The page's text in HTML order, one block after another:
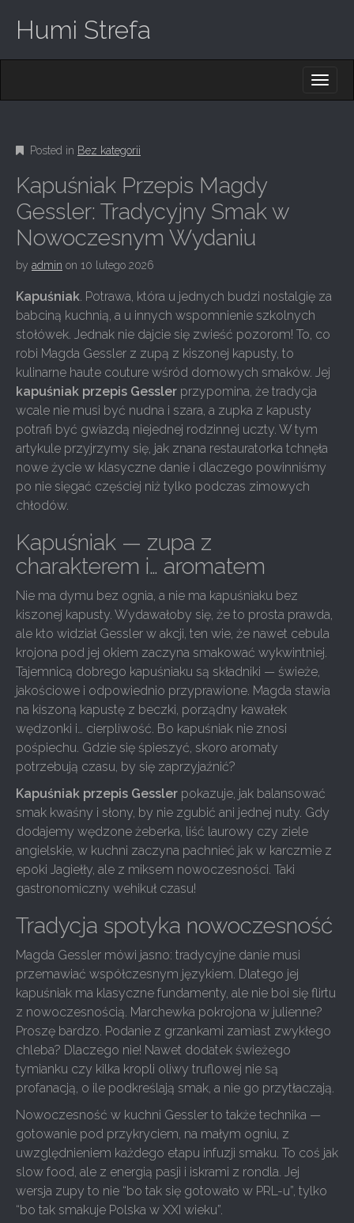
Humi Strefa
M
E
N
U
C
N
T
E
N
T
Posted in Bez kategorii
Kapuśniak Przepis Magdy
Gessler: Tradycyjny Smak w
Nowoczesnym Wydaniu
by admin on 10 lutego 2026
Kapuśniak. Potrawa, która u jednych budzi nostalgię za
babciną kuchnią, a u innych wspomnienie szkolnych
stołówek. Jednak nie dajcie się zwieść pozorom! To, co
robi Magda Gessler z zupą z kiszonej kapusty, to
kulinarne haute couture wśród domowych smaków. Jej
kapuśniak przepis Gessler przypomina, że tradycja
wcale nie musi być nudna i szara, a zupka z kapusty
potrafi być gwiazdą niejednej rodzinnej uczty. W tym
artykule przyjrzymy się, jak znana restauratorka tchnęła
nowe życie w klasyczne danie i dlaczego powinniśmy
po nie sięgać częściej niż tylko podczas zimowych
chłodów.
Kapuśniak — zupa z
charakterem i… aromatem
Nie ma dymu bez ognia, a nie ma kapuśniaku bez
kiszonej kapusty. Wydawałoby się, że to prosta prawda,
ale kto widział Gessler w akcji, ten wie, że nawet cebula
krojona pod jej okiem zaczyna smakować wykwintniej.
Tajemnicą dobrego kapuśniaku są składniki — świeże,
jakościowe i odpowiednio przyprawione. Magda stawia
na kiszoną kapustę z beczki, porządny kawałek
wędzonki i… cierpliwość. Bo kapuśniak nie znosi
pośpiechu. Gdzie się śpieszyć, skoro aromaty
potrzebują czasu, by się zaprzyjaźnić?
Kapuśniak przepis Gessler pokazuje, jak balansować
smak kwaśny i słony, by nie zgubić ani jednej nuty. Gdy
dodajemy wędzone żeberka, liść laurowy czy ziele
angielskie, w kuchni zaczyna pachnieć jak w karczmie z
epoki Jagiełły, ale z miksem nowoczesności. Taki
gastronomiczny wehikuł czasu!
Tradycja spotyka nowoczesność
Magda Gessler mówi jasno: tradycyjne danie musi
przemawiać współczesnym językiem. Dlatego jej
kapuśniak ma klasyczne fundamenty, ale nie boi się flirtu
z nowoczesnością. Marchewka pokrojona w julienne?
Proszę bardzo. Podanie z grzankami zamiast zwykłego
chleba? Dlaczego nie! Nawet dodatek świeżego
tymianku czy kilka kropli oliwy truflowej nie są
profanacją, o ile podkreślają smak, a nie go przytłaczają.
Nowoczesność w kuchni Gessler to także technika —
gotowanie pod przykryciem, na małym ogniu, z
uwzględnieniem każdego etapu infuzji smaku. To coś jak
slow food, ale z energią pasji i iskrami z rondla. Jej
wersja zupy to nie “bo tak się gotowało w PRL-u”, tylko
“bo tak smakuje Polska w XXI wieku”.